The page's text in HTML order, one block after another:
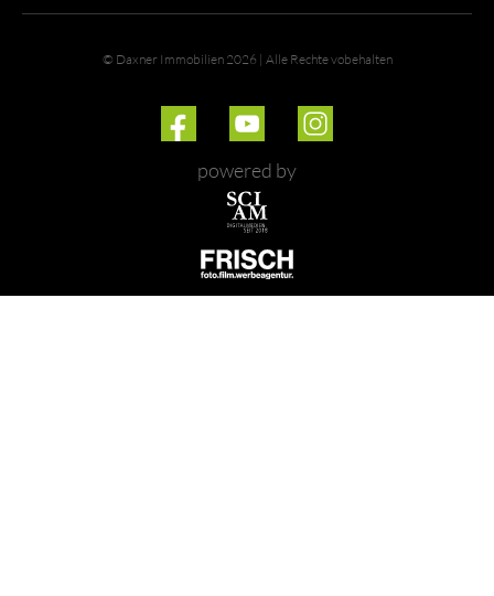
© Daxner Immobilien 2026 | Alle Rechte vobehalten
powered by